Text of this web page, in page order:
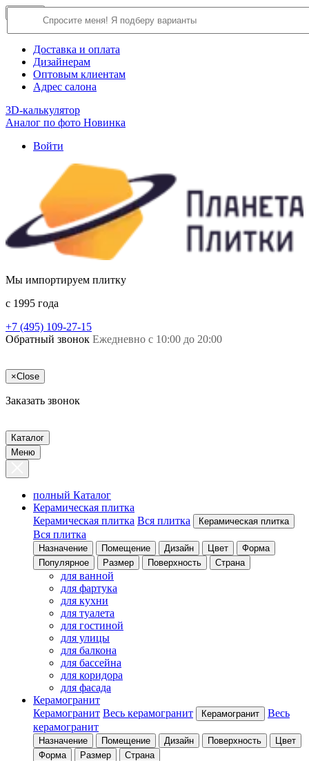
О компании
Доставка и оплата
Дизайнерам
Оптовым клиентам
Адрес салона
3D-калькулятор
Аналог по фото Новинка
Войти
Мы импортируем плитку
c 1995 года
+7 (495) 109-27-15
Обратный звонок Ежедневно с 10:00 до 20:00
×Close
Заказать звонок
Каталог
Меню
полный Каталог
Керамическая плитка
Керамическая плитка Вся плитка Керамическая плитка
Вся плитка
Назначение Помещение Дизайн Цвет
Форма
Популярное
Размер Поверхность Страна
для ванной
для фартука
для кухни
для туалета
для гостиной
для улицы
для балкона
для бассейна
для коридора
для фасада
Керамогранит
Керамогранит Весь керамогранит Керамогранит
Весь
керамогранит
Назначение Помещение Дизайн Поверхность
Цвет
Форма
Размер Страна